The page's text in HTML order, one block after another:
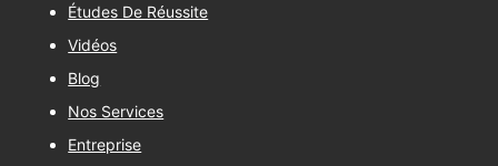
Études De Réussite
Vidéos
Blog
Nos Services
Entreprise